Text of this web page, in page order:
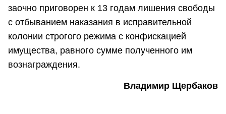
заочно приговорен к 13 годам лишения свободы
с отбыванием наказания в исправительной
колонии строгого режима с конфискацией
имущества, равного сумме полученного им
вознаграждения.
Владимир Щербаков